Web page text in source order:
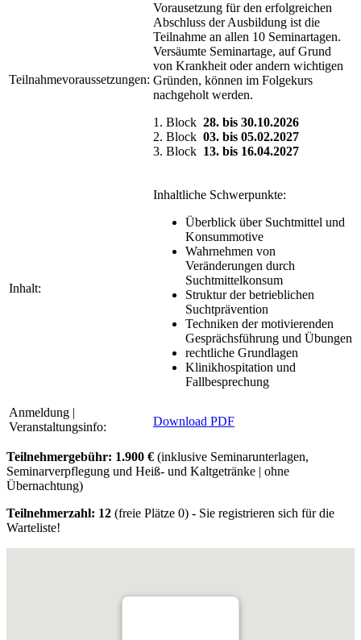
Teilnahmevoraussetzungen:
Vorausetzung für den erfolgreichen
Abschluss der Ausbildung ist die
Teilnahme an allen 10 Seminartagen.
Versäumte Seminartage, auf Grund
von Krankheit oder andern wichtigen
Gründen, können im Folgekurs
nachgeholt werden.
1. Block 28. bis 30.10.2026
2. Block 03. bis 05.02.2027
3. Block 13. bis 16.04.2027
Inhalt:
Inhaltliche Schwerpunkte:
Überblick über Suchtmittel und
Konsummotive
Wahrnehmen von
Veränderungen durch
Suchtmittelkonsum
Struktur der betrieblichen
Suchtprävention
Techniken der motivierenden
Gesprächsführung und Übungen
rechtliche Grundlagen
Klinikhospitation und
Fallbesprechung
Anmeldung |
Veranstaltungsinfo:
Download PDF
Teilnehmergebühr: 1.900 € (inklusive Seminarunterlagen,
Seminarverpflegung und Heiß- und Kaltgetränke | ohne
Übernachtung)
Teilnehmerzahl: 12 (freie Plätze 0) - Sie registrieren sich für die
Warteliste!